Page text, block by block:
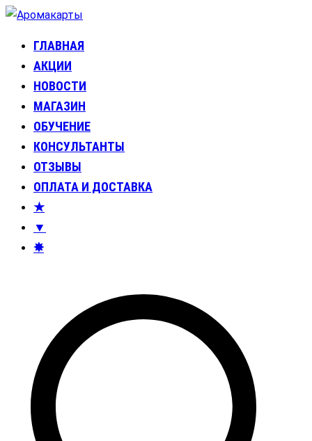
Перейти
содержимому
Аромакарты
Психологические эфирные карты • Аромапсихология
ГЛАВНАЯ
АКЦИИ
НОВОСТИ
МАГАЗИН
ОБУЧЕНИЕ
КОНСУЛЬТАНТЫ
ОТЗЫВЫ
ОПЛАТА И ДОСТАВКА
★
▼
✸